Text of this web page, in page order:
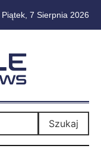
Piątek, 7 Sierpnia 2026
Szukaj